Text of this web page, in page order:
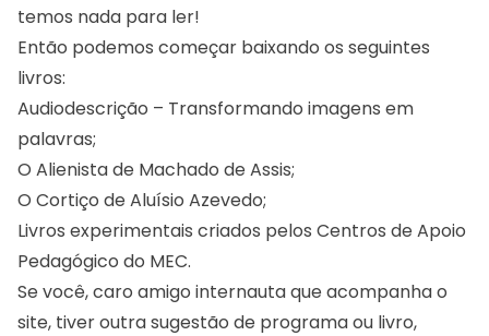
temos nada para ler!
Então podemos começar baixando os seguintes
livros:
Audiodescrição – Transformando imagens em
palavras;
O Alienista de Machado de Assis;
O Cortiço de Aluísio Azevedo;
Livros experimentais criados pelos Centros de Apoio
Pedagógico do MEC.
Se você, caro amigo internauta que acompanha o
site, tiver outra sugestão de programa ou livro,